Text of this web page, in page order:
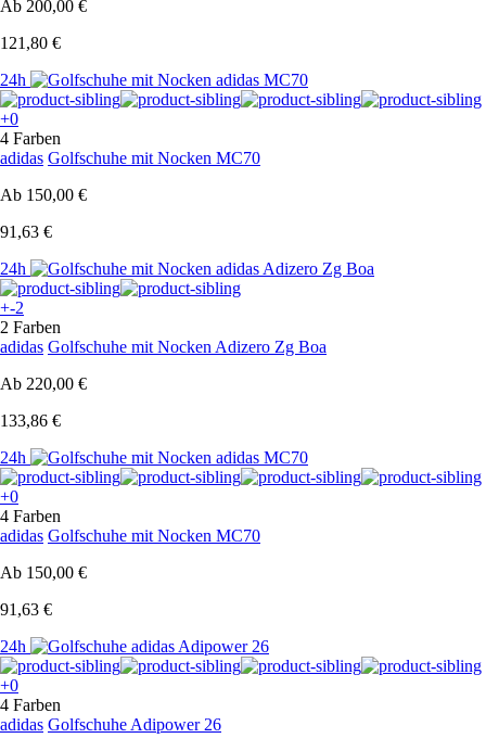
Ab 200,00 €
121,80 €
24h
+0
4 Farben
adidas Golfschuhe mit Nocken MC70
Ab 150,00 €
91,63 €
24h
+-2
2 Farben
adidas Golfschuhe mit Nocken Adizero Zg Boa
Ab 220,00 €
133,86 €
24h
+0
4 Farben
adidas Golfschuhe mit Nocken MC70
Ab 150,00 €
91,63 €
24h
+0
4 Farben
adidas Golfschuhe Adipower 26